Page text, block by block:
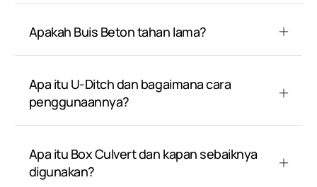
Apakah Buis Beton tahan lama?
Apa itu U-Ditch dan bagaimana cara
penggunaannya?
Apa itu Box Culvert dan kapan sebaiknya
digunakan?